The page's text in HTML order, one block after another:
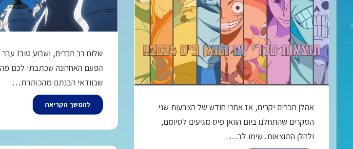
שלום רב חברים, ושבוע טוב!
הפעם האחרונה שכתבתי לכם
שבוודאי הבנתם מהכותרת…
להמשך הקריאה
אהלן חברים יקרים, אז אחרי חודש של הצבעות שני
הסקרים שהתחלנו ביום הוואן פיס מגיעים לסיומם,
ולהלן התוצאות. שימו לב…